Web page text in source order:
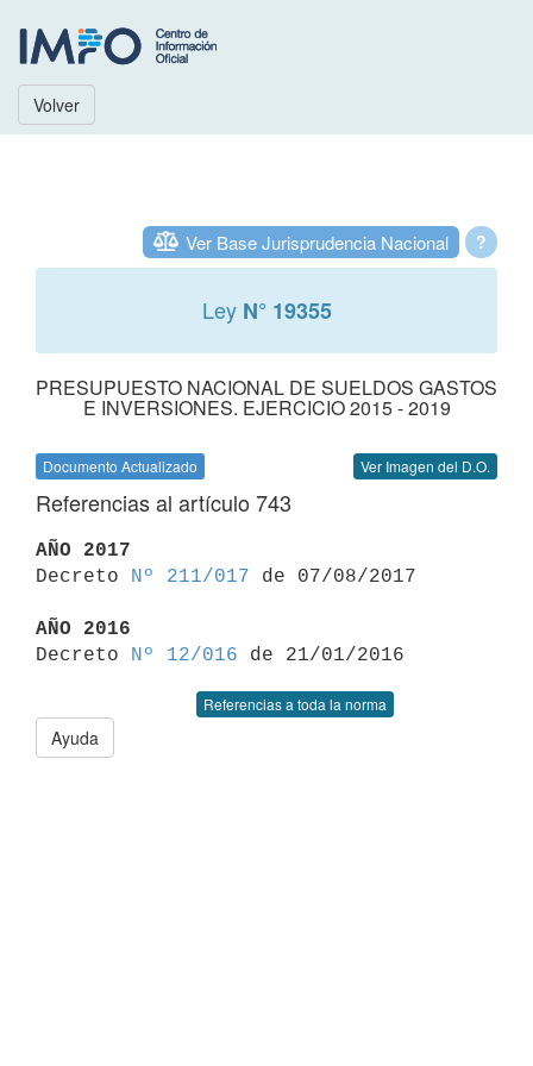
Volver
?
Ver Base Jurisprudencia Nacional
Ley N° 19355
PRESUPUESTO NACIONAL DE SUELDOS GASTOS
E INVERSIONES. EJERCICIO 2015 - 2019
Documento Actualizado Ver Imagen del D.O.
Referencias al artículo 743
AÑO 2017
Decreto
Nº 211/017 de 07/08/2017
AÑO 2016
Decreto
Nº 12/016
Referencias a toda la norma
Ayuda